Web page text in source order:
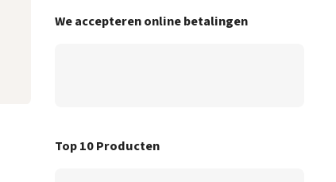
We accepteren online betalingen
Top 10 Producten